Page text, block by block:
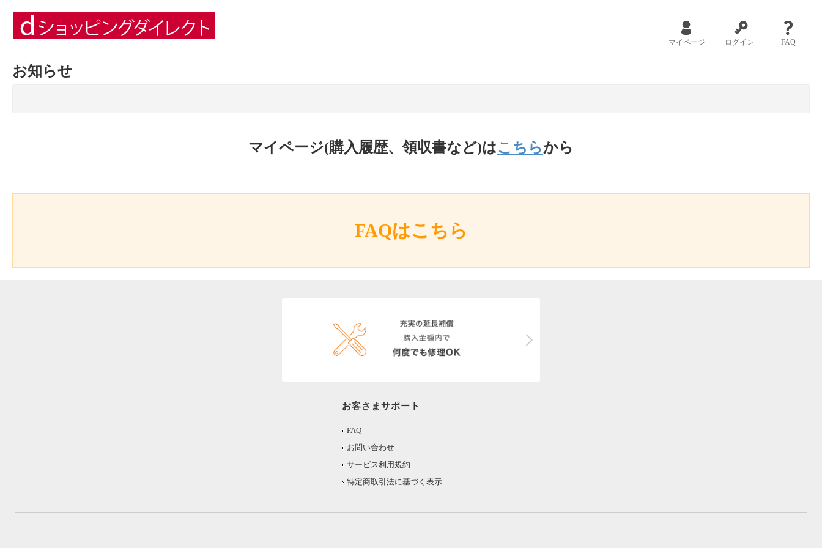
マイページ ログイン FAQ
お知らせ
マイページ(購入履歴、領収書など)はこちらから
FAQはこちら
お客さまサポート
FAQ
お問い合わせ
サービス利用規約
特定商取引法に基づく表示